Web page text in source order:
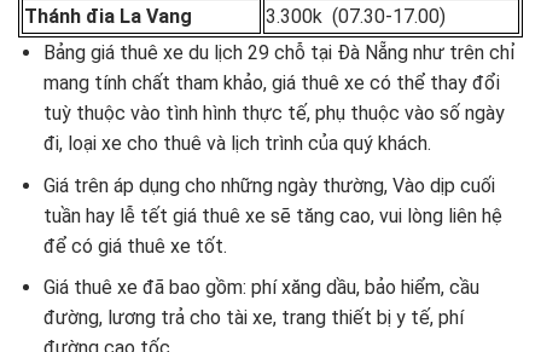
Thánh đia La Vang
3.300k (07.30-17.00)
Bảng giá thuê xe du lịch 29 chỗ tại Đà Nẵng như trên chỉ
mang tính chất tham khảo, giá thuê xe có thể thay đổi
tuỳ thuộc vào tình hình thực tế, phụ thuộc vào số ngày
đi, loại xe cho thuê và lịch trình của quý khách.
Giá trên áp dụng cho những ngày thường, Vào dịp cuối
tuần hay lễ tết giá thuê xe sẽ tăng cao, vui lòng liên hệ
để có giá thuê xe tốt.
Giá thuê xe đã bao gồm: phí xăng dầu, bảo hiểm, cầu
đường, lương trả cho tài xe, trang thiết bị y tế, phí